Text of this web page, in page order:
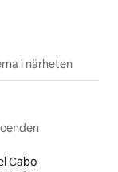
i närheten
Cabo